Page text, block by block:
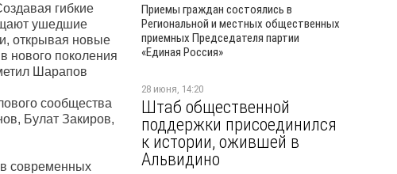
гибкие
ушедшие
открывая новые
нового поколения
Шарапов
сообщества
Булат Закиров,
в современных
Приемы граждан состоялись в
Региональной и местных общественных
приемных Председателя партии
«Единая Россия»
28 июня, 14:20
Штаб общественной
поддержки присоединился
к истории, ожившей в
Альвидино